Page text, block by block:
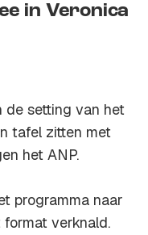
in Veronica
de setting van het
tafel zitten met
het ANP.
programma naar
verknald.